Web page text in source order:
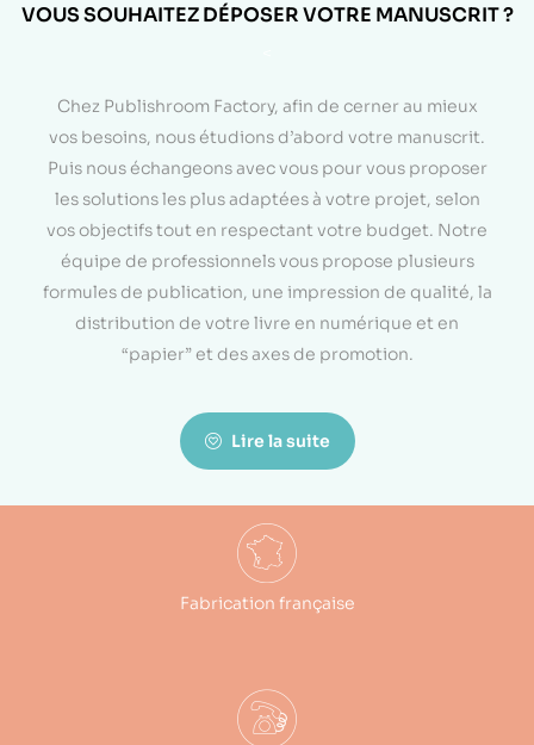
VOUS SOUHAITEZ DÉPOSER VOTRE MANUSCRIT ?
Chez Publishroom Factory, afin de cerner au mieux
vos besoins, nous étudions d’abord votre manuscrit.
Puis nous échangeons avec vous pour vous proposer
les solutions les plus adaptées à votre projet, selon
vos objectifs tout en respectant votre budget. Notre
équipe de professionnels vous propose plusieurs
formules de publication, une impression de qualité, la
distribution de votre livre en numérique et en
“papier” et des axes de promotion.
Lire la suite
Fabrication française